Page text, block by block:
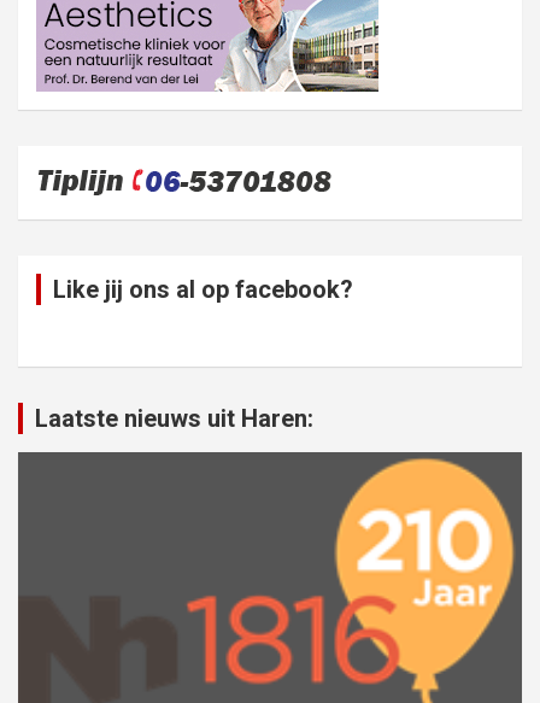
Like jij ons al op facebook?
Laatste nieuws uit Haren: